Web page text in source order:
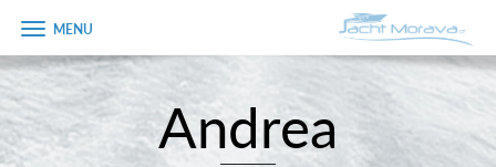
Úvodní strana
Zobrazit
menu
Andrea